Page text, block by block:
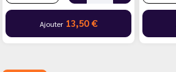
Ajouter 13,50 €